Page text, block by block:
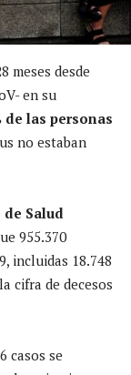
meses desde
en su
de las personas
no estaban
Salud
955.370
incluidas 18.748
cifra de decesos
casos se